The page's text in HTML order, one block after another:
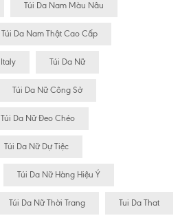
Túi Da Nam Màu Nâu
Túi Da Nam Thật Cao Cấp
Túi Da Nữ
Túi Da Nữ Công Sở
Túi Da Nữ Đeo Chéo
Túi Da Nữ Dự Tiệc
Túi Da Nữ Hàng Hiệu Ý
Túi Da Nữ Thời Trang Tui Da That